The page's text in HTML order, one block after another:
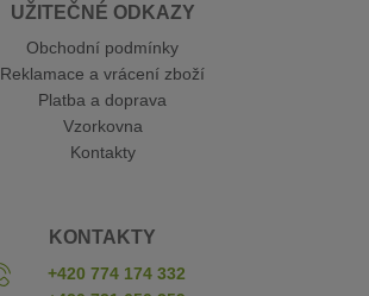
UŽITEČNÉ ODKAZY
Obchodní podmínky
Reklamace a vrácení zboží
Platba a doprava
Vzorkovna
Kontakty
KONTAKTY
+420 774 174 332